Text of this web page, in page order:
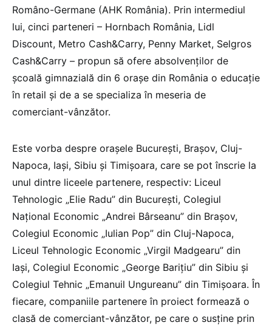
Româno-Germane (AHK România). Prin intermediul
lui, cinci parteneri – Hornbach România, Lidl
Discount, Metro Cash&Carry, Penny Market, Selgros
Cash&Carry – propun să ofere absolvenților de
școală gimnazială din 6 orașe din România o educație
în retail și de a se specializa în meseria de
comerciant-vânzător.
Este vorba despre orașele București, Brașov, Cluj-
Napoca, Iași, Sibiu și Timișoara, care se pot înscrie la
unul dintre liceele partenere, respectiv: Liceul
Tehnologic „Elie Radu” din București, Colegiul
Național Economic „Andrei Bârseanu” din Brașov,
Colegiul Economic „Iulian Pop” din Cluj-Napoca,
Liceul Tehnologic Economic „Virgil Madgearu” din
Iași, Colegiul Economic „George Barițiu” din Sibiu și
Colegiul Tehnic „Emanuil Ungureanu” din Timișoara. În
fiecare, companiile partenere în proiect formează o
clasă de comerciant-vânzător, pe care o susține prin